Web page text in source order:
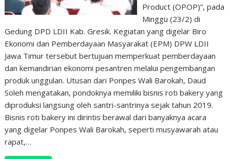
Product (OPOP)”, pada
Minggu (23/2) di
Gedung DPD LDII Kab. Gresik. Kegiatan yang digelar Biro
Ekonomi dan Pemberdayaan Masyarakat (EPM) DPW LDII
Jawa Timur tersebut bertujuan memperkuat pemberdayaan
dan kemandirian ekonomi pesantren melalui pengembangan
produk unggulan. Utusan dari Ponpes Wali Barokah, Daud
Soleh mengatakan, pondoknya memiliki bisnis roti bakery yang
diproduksi langsung oleh santri-santrinya sejak tahun 2019.
Bisnis roti bakery ini dirintis berawal dari banyaknya acara
yang digelar Ponpes Wali Barokah, seperti musyawarah atau
rapat,…